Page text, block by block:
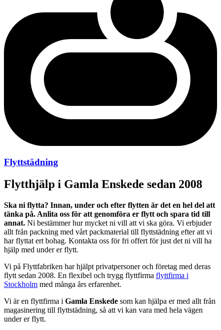
Flyttstädning
Flytthjälp i Gamla Enskede sedan 2008
Ska ni flytta? Innan, under och efter flytten är det en hel del att
tänka på. Anlita oss för att genomföra er flytt och spara tid till
annat. Ni bestämmer hur mycket ni vill att vi ska göra. Vi erbjuder
allt från packning med vårt packmaterial till flyttstädning efter att vi
har flyttat ert bohag. Kontakta oss för fri offert för just det ni vill ha
hjälp med under er flytt.
Vi på Flyttfabriken har hjälpt privatpersoner och företag med deras
flytt sedan 2008. En flexibel och trygg flyttfirma flyttfirma i
Stockholm med många års erfarenhet.
Vi är en flyttfirma i Gamla Enskede som kan hjälpa er med allt från
magasinering till flyttstädning, så att vi kan vara med hela vägen
under er flytt.